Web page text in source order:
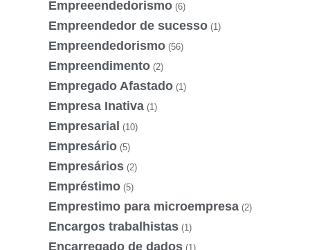
Empreeendedorismo (6)
Empreendedor de sucesso (1)
Empreendedorismo (56)
Empreendimento (2)
Empregado Afastado (1)
Empresa Inativa (1)
Empresarial (10)
Empresário (5)
Empresários (2)
Empréstimo (5)
Emprestimo para microempresa (2)
Encargos trabalhistas (1)
Encarregado de dados (1)